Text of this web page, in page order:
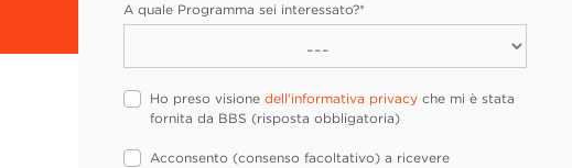
A quale Programma sei interessato?*
Ho preso visione dell'informativa privacy che mi è stata
fornita da BBS (risposta obbligatoria)
Acconsento (consenso facoltativo) a ricevere